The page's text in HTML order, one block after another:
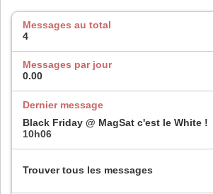
Messages au total
4
Messages par jour
0.00
Dernier message
Black Friday @ MagSat c'est le White !
10h06
Trouver tous les messages